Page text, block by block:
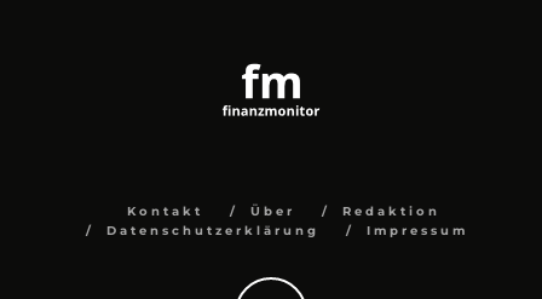
Kontakt Über
Redaktion
Datenschutzerklärung
Impressum